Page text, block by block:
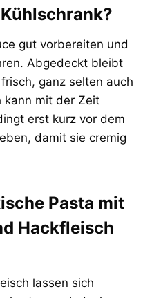
gut vorbereiten und
Abgedeckt bleibt
ganz selten auch
kann mit der Zeit
erst kurz vor dem
damit sie cremig
Pasta mit
Hackfleisch
lassen sich